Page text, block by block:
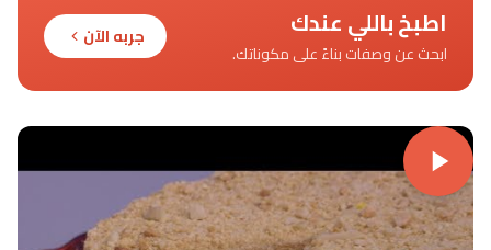
اطبخ باللي عندك
ابحث عن وصفات بناءً على مكوناتك.
جربه الآن